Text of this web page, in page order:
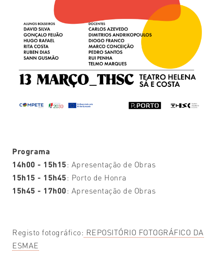
Programa
14h00 - 15h15: Apresentação de Obras
15h15 - 15h45: Porto de Honra
15h45 - 17h00: Apresentação de Obras
Registo fotográfico: REPOSITÓRIO FOTOGRÁFICO DA
ESMAE